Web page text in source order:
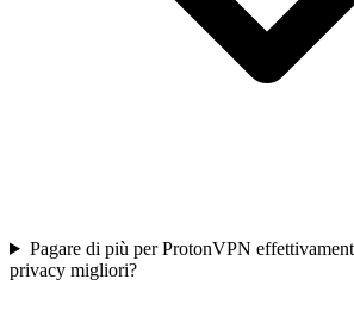
Pagare di più per ProtonVPN
privacy migliori?